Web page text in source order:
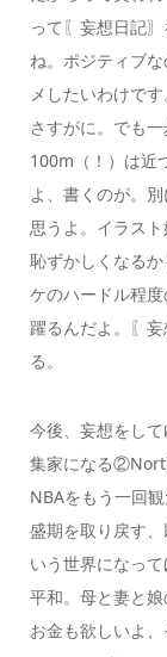
って〖妄想日記
ね。ポジティブ
メしたいわけで
さすがに。でも
100m（！）は近
よ、書くのが。
思うよ。イラス
恥ずかしくなる
ケのハードル程
躍るんだよ。〖
る。
今後、妄想をし
集家になる
NBAをもう一回
盛期を取り戻す
いう世界になっ
平和。母と妻と娘
お金も欲しいよ